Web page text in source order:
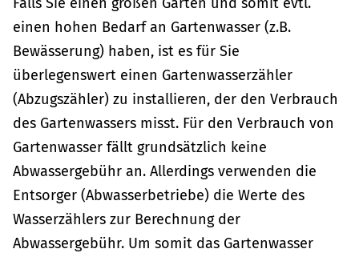
einen hohen Bedarf an Gartenwasser (z.B.
Bewässerung) haben, ist es für Sie
überlegenswert einen Gartenwasserzähler
(Abzugszähler) zu installieren, der den Verbrauch
des Gartenwassers misst. Für den Verbrauch von
Gartenwasser fällt grundsätzlich keine
Abwassergebühr an. Allerdings verwenden die
Entsorger (Abwasserbetriebe) die Werte des
Wasserzählers zur Berechnung der
Abwassergebühr. Um somit das Gartenwasser